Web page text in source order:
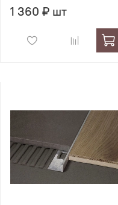
1 360 ₽ шт